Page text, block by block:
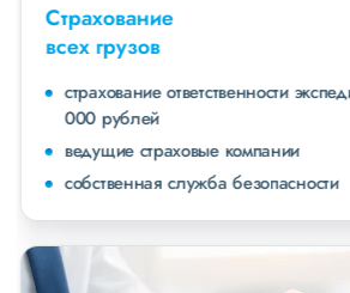
Страхование
всех грузов
страхование ответственности
000 рублей
ведущие страховые компании
собственная служба безопасности